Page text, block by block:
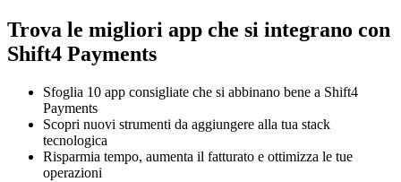
Trova le migliori app che si integrano con
Shift4 Payments
Sfoglia 10 app consigliate che si abbinano bene a Shift4
Payments
Scopri nuovi strumenti da aggiungere alla tua stack
tecnologica
Risparmia tempo, aumenta il fatturato e ottimizza le tue
operazioni